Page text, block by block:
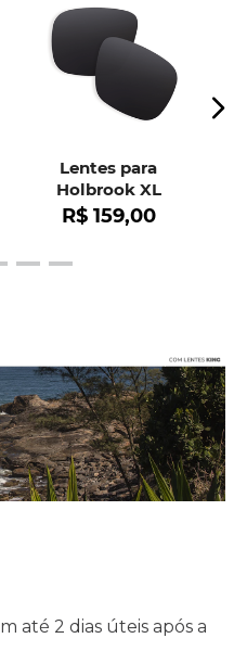
Lentes para
Holbrook XL
R$ 159,00
até 2 dias úteis após a